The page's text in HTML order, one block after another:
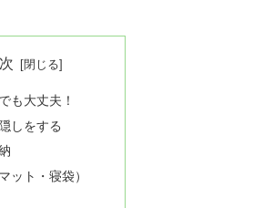
も大丈夫！
しをする
ット・寝袋）